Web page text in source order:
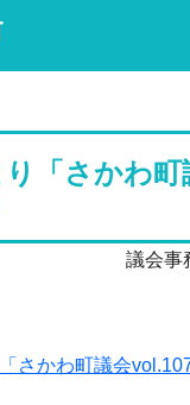
「さかわ町
議会事
さかわ町議会vol.107